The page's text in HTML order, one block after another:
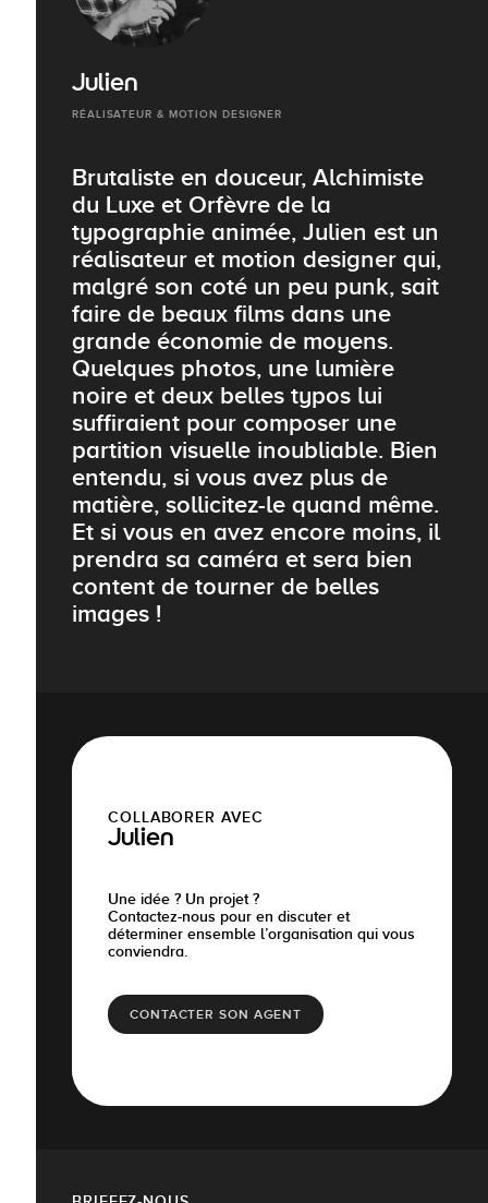
Julien
RÉALISATEUR & MOTION DESIGNER
Brutaliste en douceur, Alchimiste
du Luxe et Orfèvre de la
typographie animée, Julien est un
réalisateur et motion designer qui,
malgré son coté un peu punk, sait
faire de beaux films dans une
grande économie de moyens.
Quelques photos, une lumière
noire et deux belles typos lui
suffiraient pour composer une
partition visuelle inoubliable. Bien
entendu, si vous avez plus de
matière, sollicitez-le quand même.
Et si vous en avez encore moins, il
prendra sa caméra et sera bien
content de tourner de belles
images !
COLLABORER AVEC
Julien
Une idée ? Un projet ?
Contactez-nous pour en discuter et
déterminer ensemble l’organisation qui vous
conviendra.
CONTACTER SON AGENT